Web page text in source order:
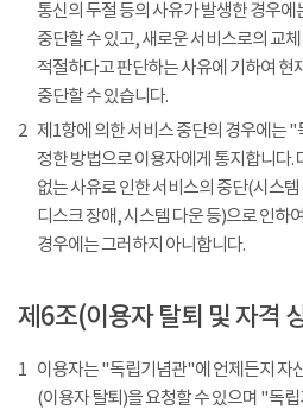
통신의 두절 등의 사유가 발생한 경우
중단할 수 있고, 새로운 서비스로의 교
적절하다고 판단하는 사유에 기하여 현
중단할 수 있습니다.
2 제1항에 의한 서비스 중단의 경우에는
정한 방법으로 이용자에게 통지합니다
없는 사유로 인한 서비스의 중단(시스
디스크 장애, 시스템 다운 등)으로 인하
경우에는 그러하지 아니합니다.
제6조(이용자 탈퇴 및 자격
1 이용자는 "독립기념관"에 언제든지 자
(이용자 탈퇴)을 요청할 수 있으며 "독